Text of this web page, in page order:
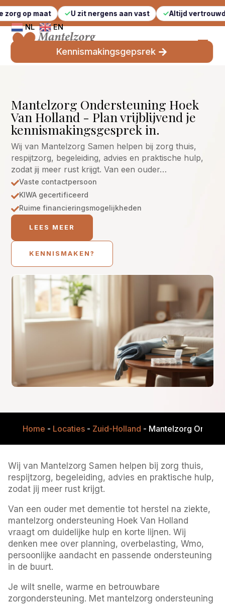
U zit nergens aan vast Altijd vertrouwde
NL EN
Kennismakingsgepsrek
Mantelzorg Ondersteuning Hoek
Van Holland - Plan vrijblijvend je
kennismakingsgesprek in.
Wij van Mantelzorg Samen helpen bij zorg thuis,
respijtzorg, begeleiding, advies en praktische hulp,
zodat jij meer rust krijgt. Van een ouder…
Vaste contactpersoon
KIWA gecertificeerd
Ruime financieringsmogelijkheden
LEES MEER
KENNISMAKEN?
Home - Locaties- Zuid-Holland - Mantelzorg
Wij van Mantelzorg Samen helpen bij zorg thuis,
respijtzorg, begeleiding, advies en praktische hulp,
zodat jij meer rust krijgt.
Van een ouder met dementie tot herstel na ziekte,
mantelzorg ondersteuning Hoek Van Holland
vraagt om duidelijke hulp en korte lijnen. Wij
denken mee over planning, overbelasting, Wmo,
persoonlijke aandacht en passende ondersteuning
in de buurt.
Je wilt snelle, warme en betrouwbare
zorgondersteuning. Met mantelzorg ondersteuning